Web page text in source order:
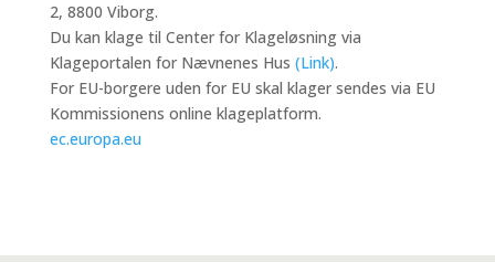
2, 8800 Viborg.
Du kan klage til Center for Klageløsning via
Klageportalen for Nævnenes Hus (Link).
For EU-borgere uden for EU skal klager sendes via EU
Kommissionens online klageplatform.
ec.europa.eu